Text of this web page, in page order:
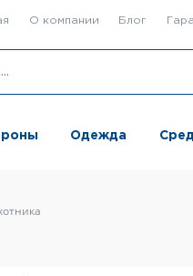
О компании Блог
Одежда